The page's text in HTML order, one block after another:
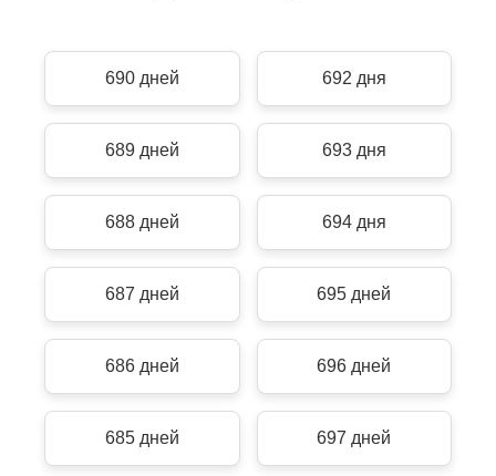
690 дней 692 дня
689 дней 693 дня
688 дней 694 дня
687 дней 695 дней
686 дней 696 дней
685 дней 697 дней